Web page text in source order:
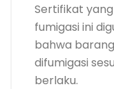
Sertifikat
fumigasi ini
bahwa
difumigasi
berlaku.